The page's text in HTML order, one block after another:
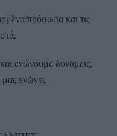
πρόσωπα και τις
ενώνουμε δυνάμεις,
ενώνει.